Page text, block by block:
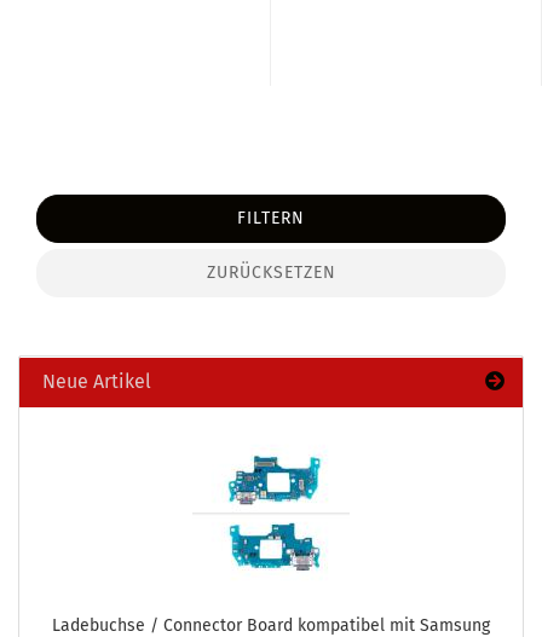
FILTERN
ZURÜCKSETZEN
Neue Artikel
La­de­buch­se / Con­nec­tor Board kom­pa­ti­bel mit Sam­sung